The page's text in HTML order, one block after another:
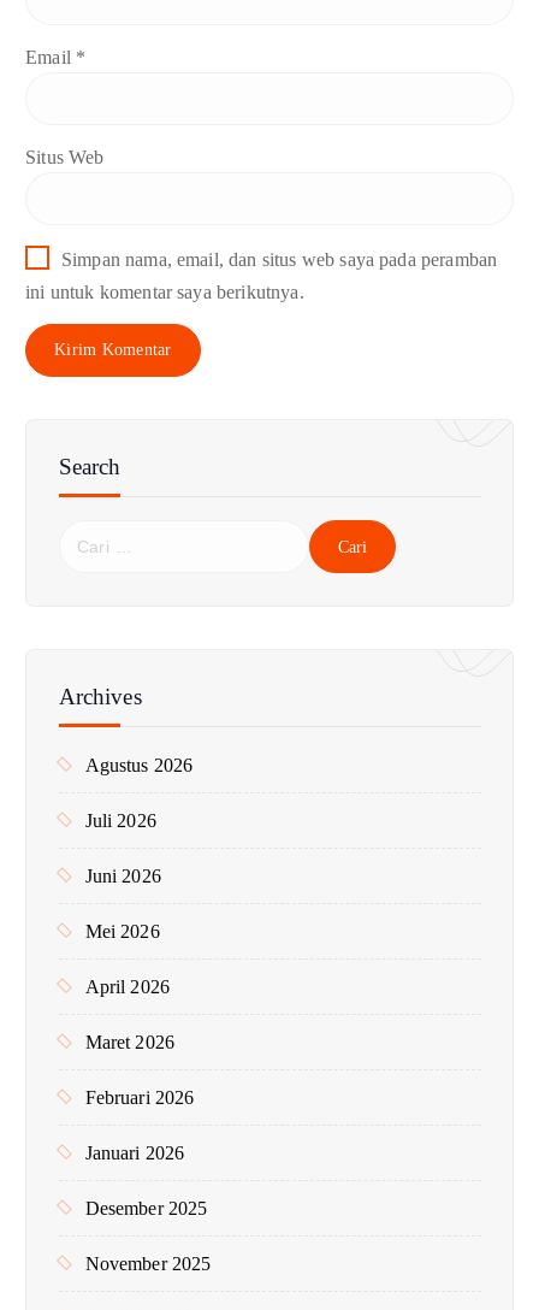
Email *
Situs Web
Simpan nama, email, dan situs web saya pada peramban
ini untuk komentar saya berikutnya.
Search
n
k
Archives
Agustus 2026
Juli 2026
Juni 2026
Mei 2026
April 2026
Maret 2026
Februari 2026
Januari 2026
Desember 2025
November 2025